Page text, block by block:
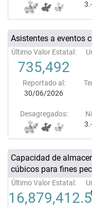
Asistentes a eventos
Último Valor Estatal:
735,492
Reportado al:
30/06/2026
Desagregados:
Capacidad de
cúbicos para fines
Último Valor Estatal: